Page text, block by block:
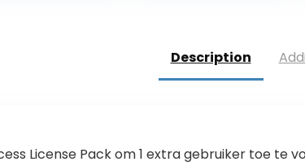
Description
License Pack om 1 extra gebruiker toe te